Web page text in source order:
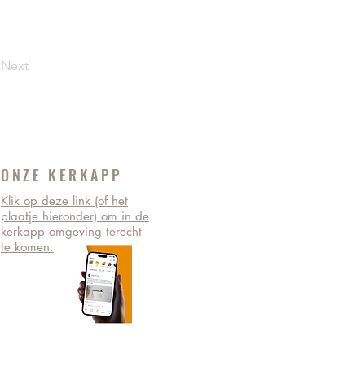
Next
ONZE KERKAPP
Klik op deze link (of het
plaatje hieronder) om in de
kerkapp omgeving terecht
te komen.